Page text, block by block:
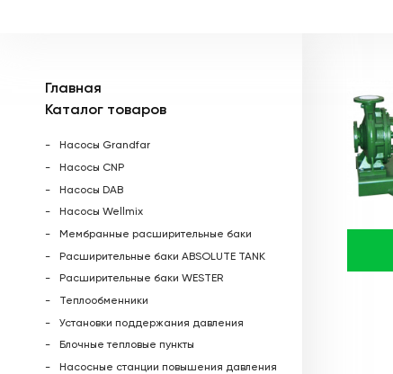
Главная
Каталог товаров
Насосы Grandfar
Насосы CNP
Насосы DAB
Насосы Wellmix
Мембранные расширительные баки
Расширительные баки ABSOLUTE TANK
Расширительные баки WESTER
Теплообменники
Установки поддержания давления
Блочные тепловые пункты
Насосные станции повышения давления